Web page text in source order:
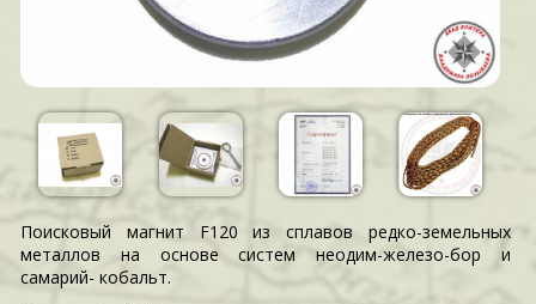
Поисковый магнит F120 из сплавов редко-земельных
металлов на основе систем неодим-железо-бор и
самарий- кобальт.